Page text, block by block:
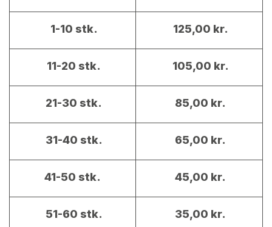
1-10 stk. 125,00 kr.
11-20 stk. 105,00 kr.
21-30 stk. 85,00 kr.
31-40 stk. 65,00 kr.
41-50 stk. 45,00 kr.
51-60 stk. 35,00 kr.